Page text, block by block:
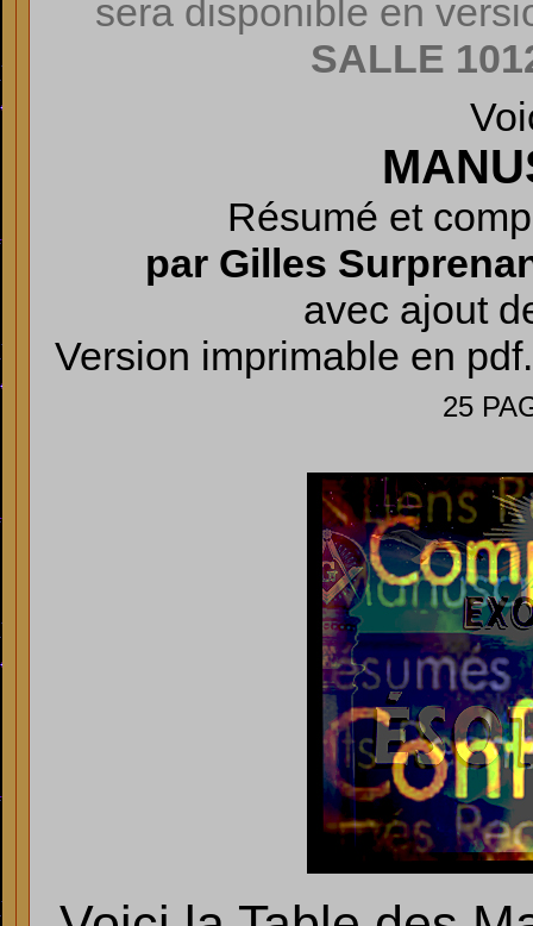
sera disponible en
SALLE
Résumé et
par Gilles
avec ajout
Version imprimable en
25